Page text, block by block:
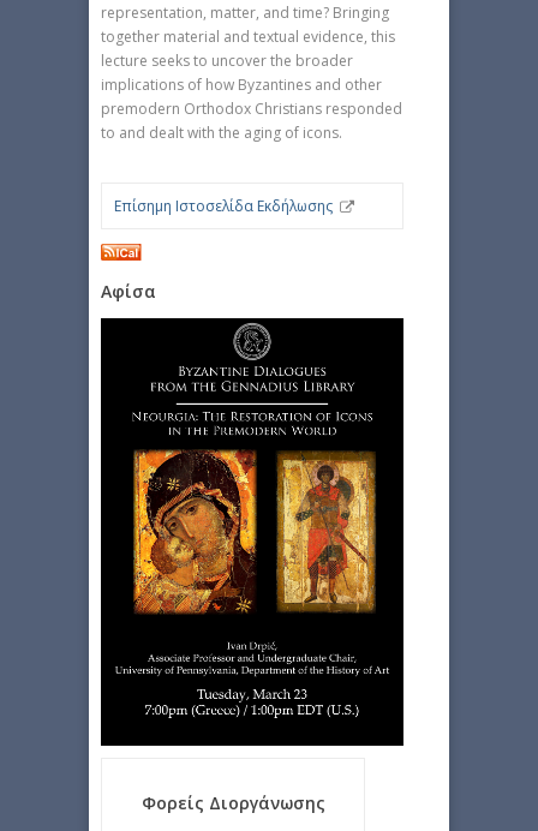
representation, matter, and time? Bringing
together material and textual evidence, this
lecture seeks to uncover the broader
implications of how Byzantines and other
premodern Orthodox Christians responded
to and dealt with the aging of icons.
Επίσημη Ιστοσελίδα Εκδήλωσης
Αφίσα
Φορείς Διοργάνωσης